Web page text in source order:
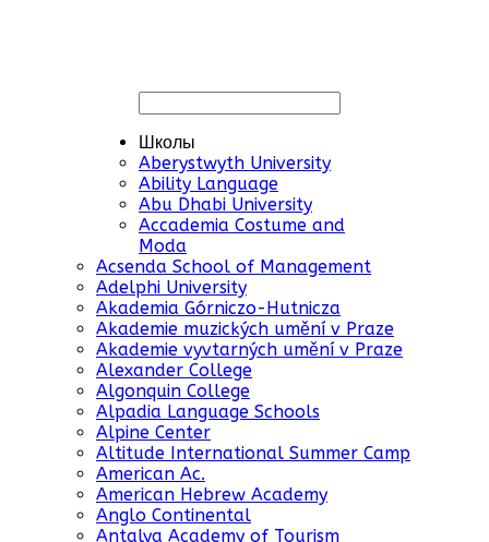
Школы
Aberystwyth University
Ability Language
Abu Dhabi University
Accademia Costume and
Moda
Acsenda School of Management
Adelphi University
Akademia Górniczo-Hutnicza
Akademie muzických umění v Praze
Akademie vyvtarných umění v Praze
Alexander College
Algonquin College
Alpadia Language Schools
Alpine Center
Altitude International Summer Camp
American Ac.
American Hebrew Academy
Anglo Continental
Antalya Academy of Tourism